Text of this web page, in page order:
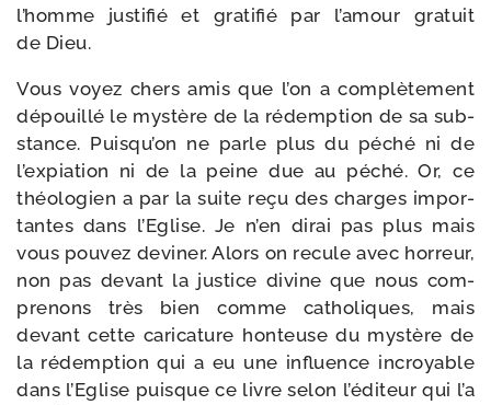
l’homme jus­ti­fié et gra­ti­fié par l’a­mour gra­tuit
de Dieu.
Vous voyez chers amis que l’on a com­plè­te­ment
dépouillé le mys­tère de la rédemp­tion de sa sub­
stance. Puisqu’on ne parle plus du péché ni de
l’expiation ni de la peine due au péché. Or, ce
théo­lo­gien a par la suite reçu des charges impor­
tantes dans l’Eglise. Je n’en dirai pas plus mais
vous pou­vez devi­ner. Alors on recule avec hor­reur,
non pas devant la jus­tice divine que nous com­
pre­nons très bien comme catho­liques, mais
devant cette cari­ca­ture hon­teuse du mys­tère de
la rédemp­tion qui a eu une influence incroyable
dans l’Eglise puisque ce livre selon l’éditeur qui l’a